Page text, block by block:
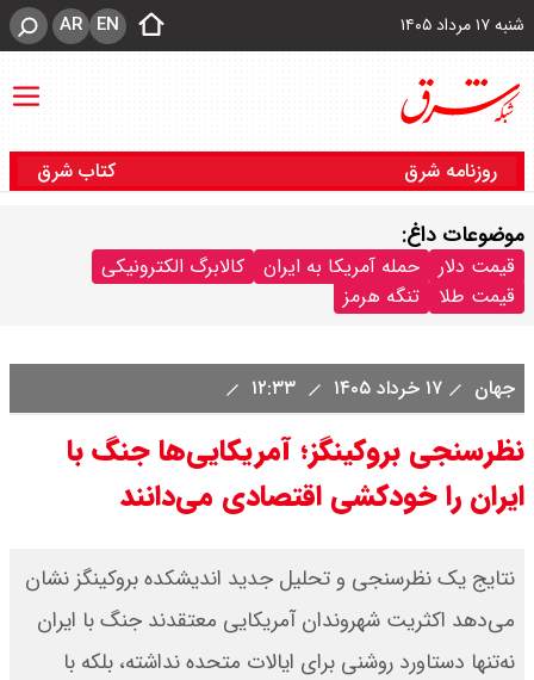
شنبه ۱۷ مرداد ۱۴۰۵ EN
AR
روزنامه شرق کتاب شرق
موضوعات داغ:
قیمت دلار حمله آمریکا به ایران
کالابرگ الکترونیکی
قیمت طلا
تنگه هرمز
جهان ۱۷ خرداد ۱۴۰۵
نظرسنجی بروکینگز؛ آمریکایی‌ها جنگ با
ایران را خودکشی اقتصادی می‌دانند
​نتایج یک نظرسنجی و تحلیل جدید اندیشکده بروکینگز نشان
می‌دهد اکثریت شهروندان آمریکایی معتقدند جنگ با ایران
نه‌تنها دستاورد روشنی برای ایالات متحده نداشته، بلکه با